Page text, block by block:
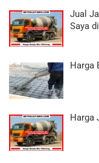
Jual
Saya
Harga
Harga